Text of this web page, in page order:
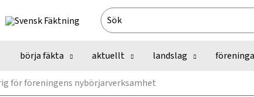
Search
for:
börja fäkta aktuellt landslag
för föreningens nybörjarverksamhet